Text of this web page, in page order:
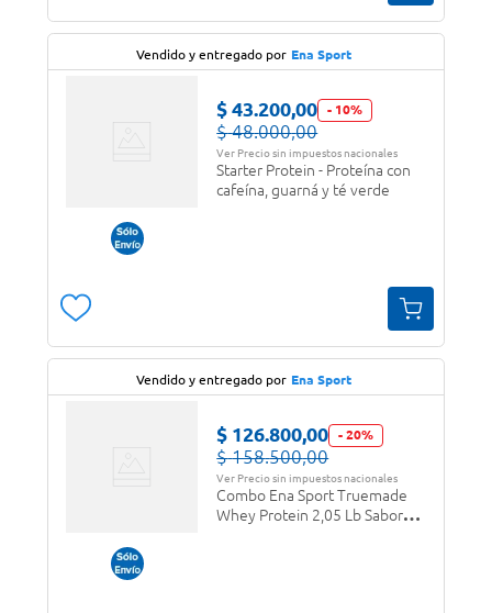
Vendido y entregado por Ena Sport
$ 43.200,00 - 10%
$ 48.000,00
Ver Precio sin impuestos nacionales
Starter Protein - Proteína con
cafeína, guarná y té verde
Vendido y entregado por Ena Sport
$ 126.800,00 -20%
$ 158.500,00
Ver Precio sin impuestos nacionales
Combo Ena Sport Truemade
Whey Protein 2,05 Lb Sabor